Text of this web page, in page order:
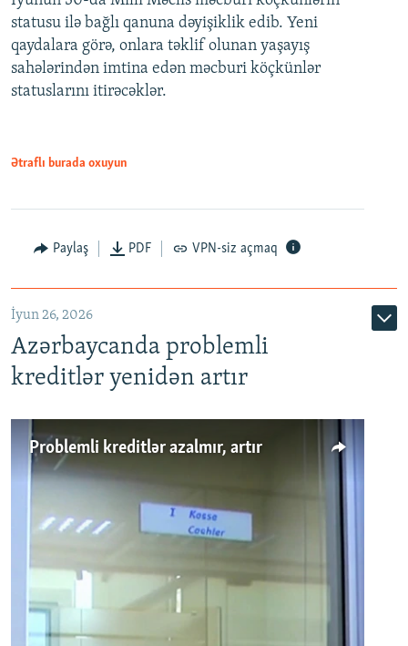
Auto 240p 360p 480p
720p 1080p
480p
720p
statusu ilə bağlı qanuna dəyişiklik edib. Yeni
qaydalara görə, onlara təklif olunan yaşayış
sahələrindən imtina edən məcburi köçkünlər
statuslarını itirəcəklər.
Ətraflı burada oxuyun
Paylaş PDF VPN-siz açmaq
İyun 26, 2026
Azərbaycanda problemli
kreditlər yenidən artır
Problemli kreditlər azalmır, artır